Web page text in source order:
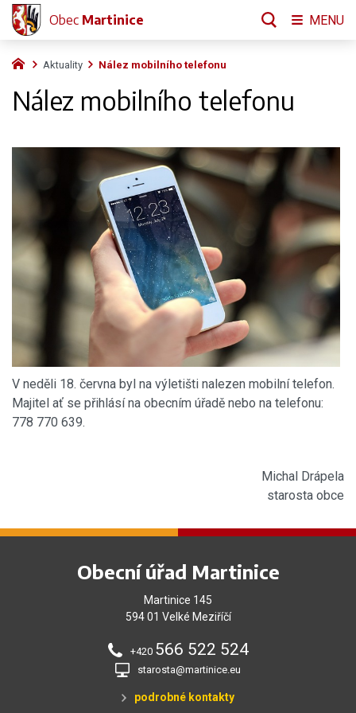
Aktuality Nález mobilního telefonu
Nález mobilního telefonu
V neděli 18. června byl na výletišti nalezen mobilní telefon.
Majitel ať se přihlásí na obecním úřadě nebo na telefonu:
778 770 639.
Michal Drápela
starosta obce
Obecní úřad Martinice
Martinice 145
594 01 Velké Meziříčí
+420 566 522 524
starosta@martinice.eu
podrobné kontakty
Obec Martinice MENU